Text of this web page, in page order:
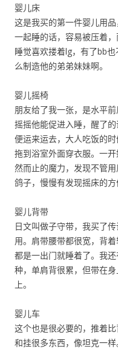
婴儿床
这是我买的第一件婴儿用
一起睡的话，容易被压着
睡觉喜欢搂着lg，有了bb
么制造他的弟弟妹妹啊。
婴儿摇椅
朋友给了我一张，是水平
摇摇他能促进入睡，醒了
便运来运去，大人吃饭的
拖到浴室外面穿衣服。一
然而止的魔力，发现不管
鸽子，慢慢有发现摇床的方
婴儿背带
日文叫做子守带，我买了
用。肩带腰带都很宽，背
都是一出门就睡着了。我
种，单肩背很累，但带在
上。
婴儿车
这个也是很必要的，推着
和挂很多东西，像坦克一